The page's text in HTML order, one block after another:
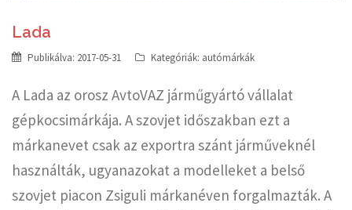
Lada
Publikálva: 2017-05-31 Kategóriák: autómárkák
A Lada az orosz AvtoVAZ járműgyártó vállalat
gépkocsimárkája. A szovjet időszakban ezt a
márkanevet csak az exportra szánt járműveknél
használták, ugyanazokat a modelleket a belső
szovjet piacon Zsiguli márkanéven forgalmazták. A